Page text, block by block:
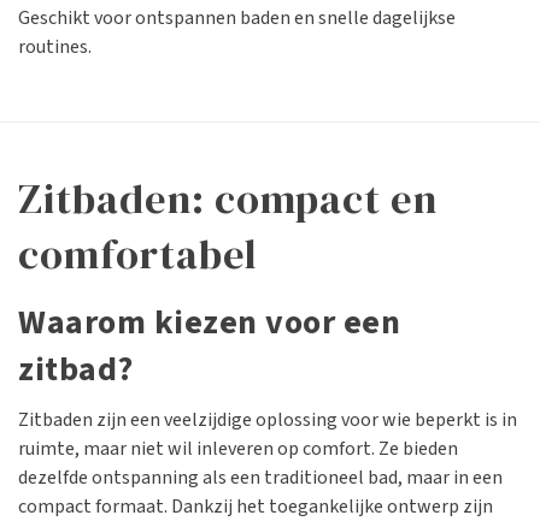
Geschikt voor ontspannen baden en snelle dagelijkse
routines.
Zitbaden: compact en
comfortabel
Waarom kiezen voor een
zitbad?
Zitbaden zijn een veelzijdige oplossing voor wie beperkt is in
ruimte, maar niet wil inleveren op comfort. Ze bieden
dezelfde ontspanning als een traditioneel bad, maar in een
compact formaat. Dankzij het toegankelijke ontwerp zijn